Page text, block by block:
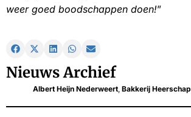
weer goed boodschappen doen!”
Nieuws Archief
Albert Heijn Nederweert, Bakkerij Heerschap